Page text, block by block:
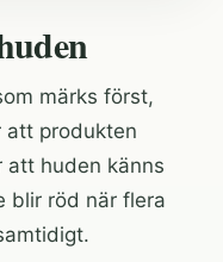
märks först,
att produkten
att huden känns
blir röd när flera